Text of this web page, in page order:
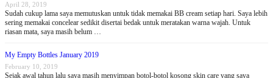
April 28, 2019
Sudah cukup lama saya memutuskan untuk tidak memakai BB cream setiap hari. Saya lebih
sering memakai concelear sedikit disertai bedak untuk meratakan warna wajah. Untuk
riasan mata, saya masih belum …
My Empty Bottles January 2019
February 10, 2019
Sejak awal tahun lalu saya masih menyimpan botol-botol kosong skin care yang saya